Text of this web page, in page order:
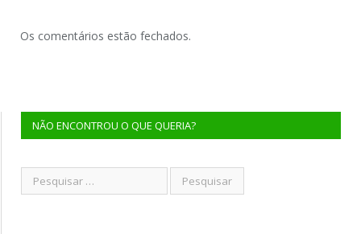
Os comentários estão fechados.
NÃO ENCONTROU O QUE QUERIA?